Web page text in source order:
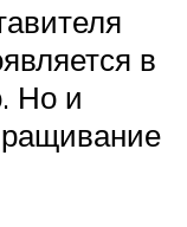
в
Но и